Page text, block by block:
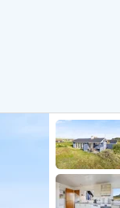
Sommerhuse i
Sommerhuse i
Sommerhuse i
Sommerhuse i
Sommerhuse i